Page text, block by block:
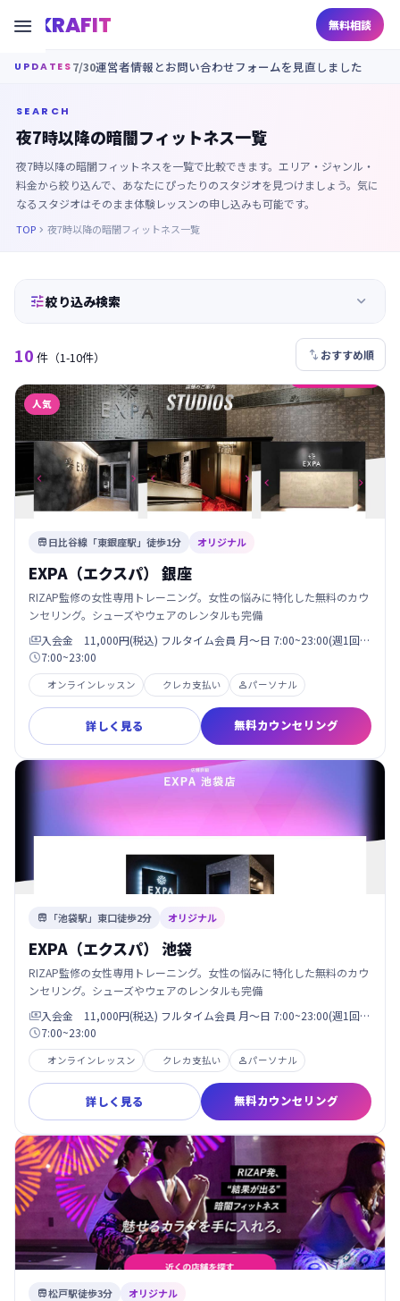
KRAFIT 無料相談

UPDATES 7/30運営者情報とお問い合わせフォームを見直しました
SEARCH
夜7時以降の暗闇フィットネス一覧
夜7時以降の暗闇フィットネスを一覧で比較できます。エリア・ジャンル・
料金から絞り込んで、あなたにぴったりのスタジオを見つけましょう。気に
なるスタジオはそのまま体験レッスンの申し込みも可能です。
TOP  夜7時以降の暗闇フィットネス一覧
絞り込み検索 
10 件 （1-10件）  おすすめ順
人気
 日比谷線「東銀座駅」徒歩1分 オリジナル
EXPA（エクスパ） 銀座
RIZAP監修の女性専用トレーニング。女性の悩みに特化した無料のカウ
ンセリング。シューズやウェアのレンタルも完備
入会金 11,000円(税込) フルタイム会員 月〜日 7:00~23:00(週1回…
7:00~23:00
オンラインレッスン クレカ支払い パーソナル
詳しく見る 無料カウンセリング
 「池袋駅」東口徒歩2分 オリジナル
EXPA（エクスパ） 池袋
RIZAP監修の女性専用トレーニング。女性の悩みに特化した無料のカウ
ンセリング。シューズやウェアのレンタルも完備
入会金 11,000円(税込) フルタイム会員 月〜日 7:00~23:00(週1回…
7:00~23:00
オンラインレッスン クレカ支払い パーソナル
詳しく見る 無料カウンセリング
松戸駅徒歩3分 オリジナル